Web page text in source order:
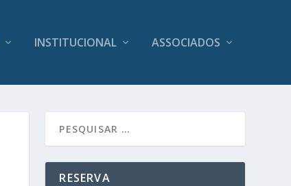
INSTITUCIONAL ASSOCIADOS
RESERVA